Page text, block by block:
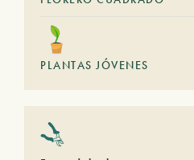
PLANTAS JÓVENES